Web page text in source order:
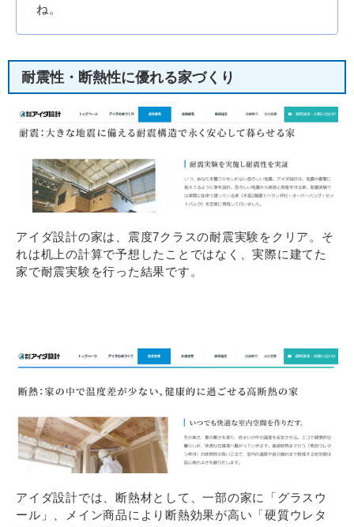
ね。
耐震性・断熱性に優れる家づくり
アイダ設計の家は、震度7クラスの耐震実験をクリア。そ
れは机上の計算で予想したことではなく、実際に建てた
家で耐震実験を行った結果です。
アイダ設計では、断熱材として、一部の家に「グラスウ
ール」、メイン商品により断熱効果が高い「硬質ウレタ